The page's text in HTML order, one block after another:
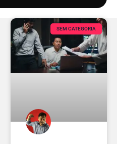
SEM CATEGORIA